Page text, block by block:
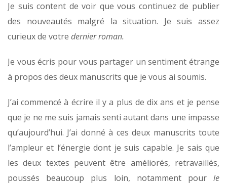
Je suis content de voir que vous continuez de publier
des nouveautés malgré la situation. Je suis assez
curieux de votre dernier roman.
Je vous écris pour vous partager un sentiment étrange
à propos des deux manuscrits que je vous ai soumis.
J’ai commencé à écrire il y a plus de dix ans et je pense
que je ne me suis jamais senti autant dans une impasse
qu’aujourd’hui. J’ai donné à ces deux manuscrits toute
l’ampleur et l’énergie dont je suis capable. Je sais que
les deux textes peuvent être améliorés, retravaillés,
poussés beaucoup plus loin, notamment pour le